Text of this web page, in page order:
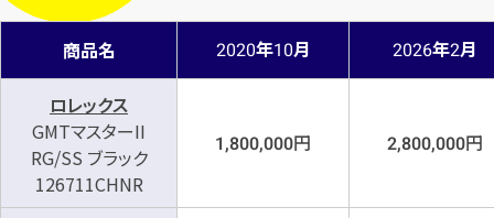
商品名 2020年10月 2026年2月
ロレックス
GMTマスターII
RG/SS ブラック
126711CHNR
1,800,000円 2,800,000円